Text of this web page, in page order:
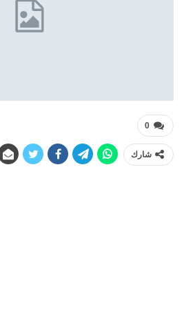
0
شارك